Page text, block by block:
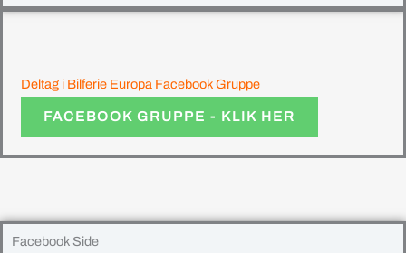
Deltag i Bilferie Europa Facebook Gruppe
FACEBOOK GRUPPE - KLIK HER
Facebook Side